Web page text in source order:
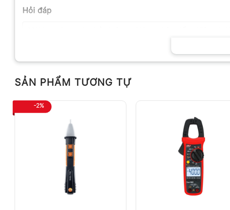
Hỏi đáp
Không có bình luận nào
SẢN PHẨM TƯƠNG TỰ
-2%